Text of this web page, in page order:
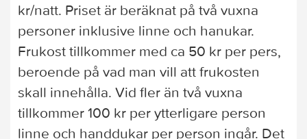
kr/natt. Priset är beräknat på två vuxna
personer inklusive linne och hanukar.
Frukost tillkommer med ca 50 kr per pers,
beroende på vad man vill att frukosten
skall innehålla. Vid fler än två vuxna
tillkommer 100 kr per ytterligare person
linne och handdukar per person ingår. Det